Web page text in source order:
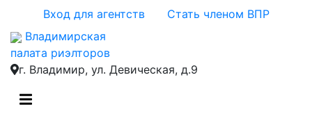
Вход для агентств
Стать членом ВПР
Владимирская
палата риэлторов
г. Владимир, ул. Девическая, д.9